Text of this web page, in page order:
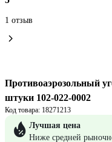
1 отзыв
Противоаэрозольный
штуки 102-022-0002
Код товара: 18271213
Лучшая цена
Ниже средней